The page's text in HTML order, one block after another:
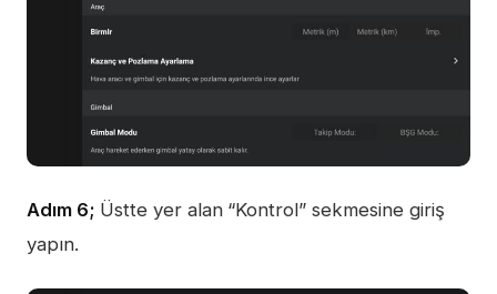
Adım 6; Üstte yer alan “Kontrol” sekmesine giriş
yapın.